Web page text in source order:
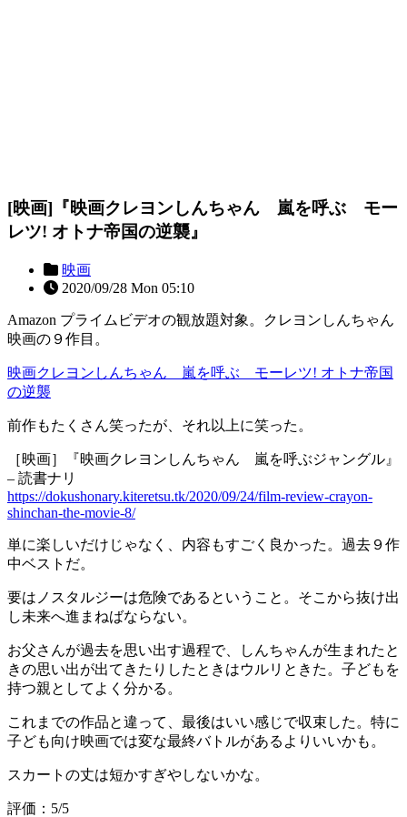
[映画]『映画クレヨンしんちゃん 嵐を呼ぶ モー
レツ! オトナ帝国の逆襲』
映画
2020/09/28 Mon 05:10
Amazon プライムビデオの観放題対象。クレヨンしんちゃん
映画の９作目。
映画クレヨンしんちゃん 嵐を呼ぶ モーレツ! オトナ帝国
の逆襲
前作もたくさん笑ったが、それ以上に笑った。
［映画］『映画クレヨンしんちゃん 嵐を呼ぶジャングル』
– 読書ナリ
https://dokushonary.kiteretsu.tk/2020/09/24/film-review-crayon-
shinchan-the-movie-8/
単に楽しいだけじゃなく、内容もすごく良かった。過去９作
中ベストだ。
要はノスタルジーは危険であるということ。そこから抜け出
し未来へ進まねばならない。
お父さんが過去を思い出す過程で、しんちゃんが生まれたと
きの思い出が出てきたりしたときはウルリときた。子どもを
持つ親としてよく分かる。
これまでの作品と違って、最後はいい感じで収束した。特に
子ども向け映画では変な最終バトルがあるよりいいかも。
スカートの丈は短かすぎやしないかな。
評価：5/5